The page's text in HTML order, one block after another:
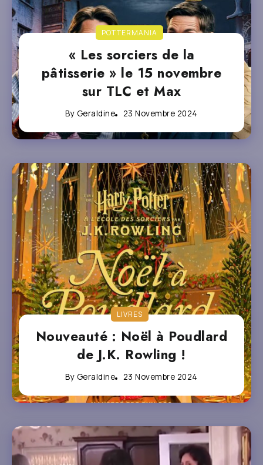
POTTERMANIA
« Les sorciers de la
pâtisserie » le 15 novembre
sur TLC et Max
By Geraldine 23 Novembre 2024
LIVRES
Nouveauté : Noël à Poudlard
de J.K. Rowling !
By Geraldine 23 Novembre 2024